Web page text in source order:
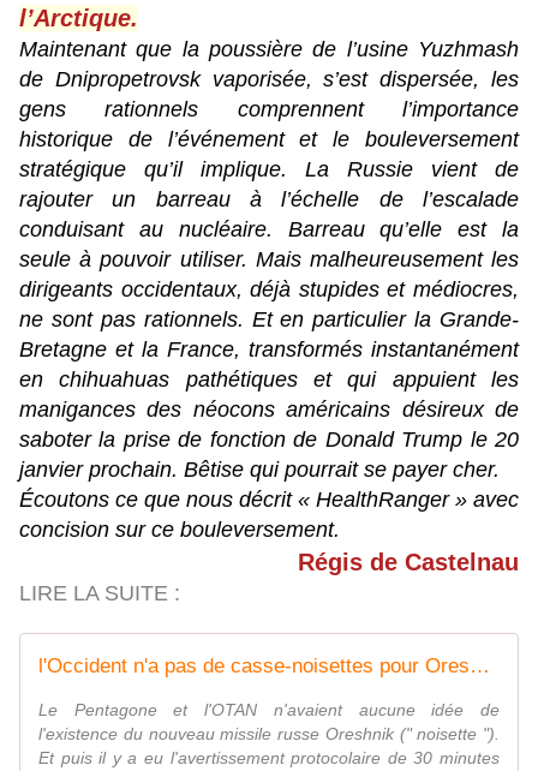
l’Arctique.
Maintenant que la poussière de l’usine Yuzhmash
de Dnipropetrovsk vaporisée, s’est dispersée, les
gens rationnels comprennent l’importance
historique de l’événement et le bouleversement
stratégique qu’il implique. La Russie vient de
rajouter un barreau à l’échelle de l’escalade
conduisant au nucléaire. Barreau qu’elle est la
seule à pouvoir utiliser. Mais malheureusement les
dirigeants occidentaux, déjà stupides et médiocres,
ne sont pas rationnels. Et en particulier la Grande-
Bretagne et la France, transformés instantanément
en chihuahuas pathétiques et qui appuient les
manigances des néocons américains désireux de
saboter la prise de fonction de Donald Trump le 20
janvier prochain. Bêtise qui pourrait se payer cher.
Écoutons ce que nous décrit « HealthRanger » avec
concision sur ce bouleversement.
Régis de Castelnau
LIRE LA SUITE :
l'Occident n'a pas de casse-noisettes pour Oreshnik - Vu du Droit
Le Pentagone et l'OTAN n'avaient aucune idée de
l'existence du nouveau missile russe Oreshnik (" noisette ").
Et puis il y a eu l'avertissement protocolaire de 30 minutes